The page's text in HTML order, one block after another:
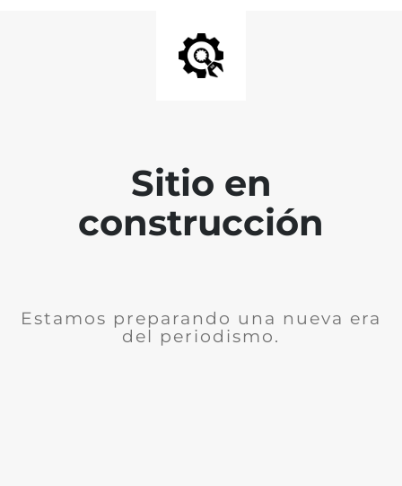
Sitio en
construcción
Estamos preparando una nueva era
del periodismo.